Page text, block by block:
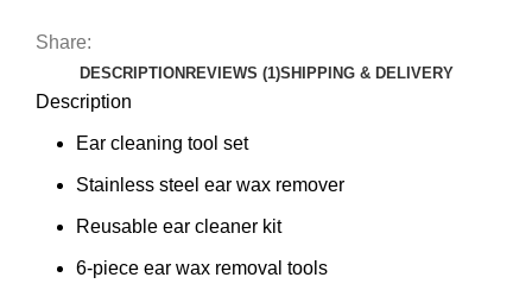
Share:
DESCRIPTIONREVIEWS (1)SHIPPING & DELIVERY
Description
Ear cleaning tool set
Stainless steel ear wax remover
Reusable ear cleaner kit
6-piece ear wax removal tools